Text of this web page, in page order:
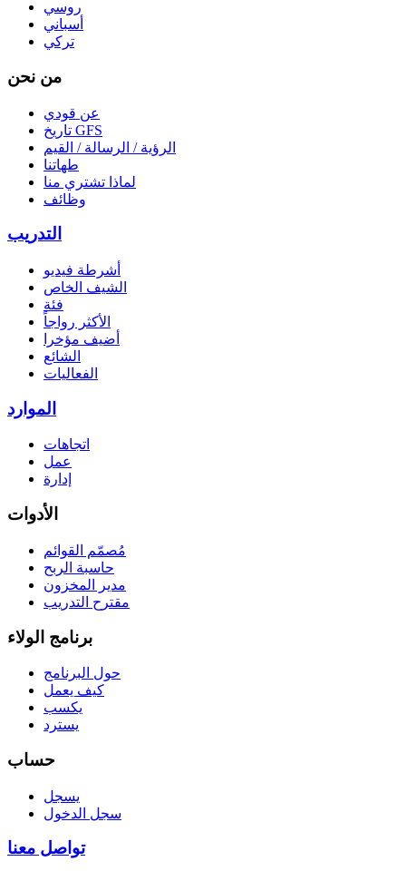
روسي
أسباني
تركي
من نحن
عن قودي
تاريخ GFS
الرؤية / الرسالة / القيم
طهاتنا
لماذا تشتري منا
وظائف
التدريب
أشرطة فيديو
الشيف الخاص
فئة
الأكثر رواجاً
أضيف مؤخرا
الشائع
الفعاليات
الموارد
اتجاهات
عمل
إدارة
الأدوات
مُصمّم القوائم
حاسبة الربح
مدير المخزون
مقترح التدريب
برنامج الولاء
حول البرنامج
كيف يعمل
يكسب
يسترد
حساب
يسجل
سجل الدخول
تواصل معنا